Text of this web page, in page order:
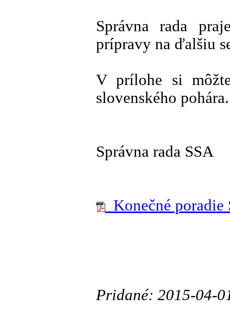
Správna rada
prípravy na ďalšiu
V prílohe si
slovenského pohára.
Správna rada SSA
Konečné poradie
Pridané: 2015-04-